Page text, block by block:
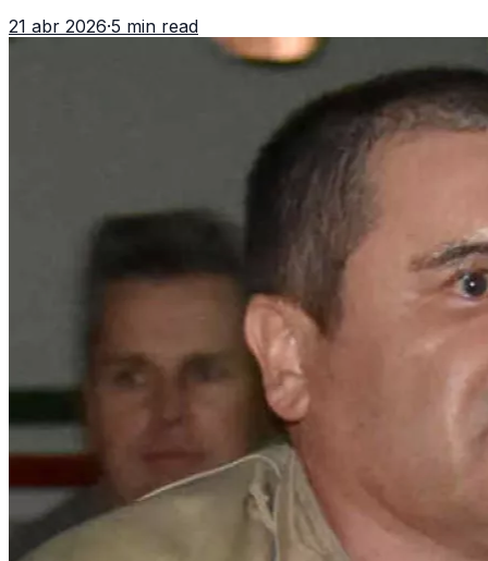
nuevas políticas migratorias.
21 abr 2026·5 min read